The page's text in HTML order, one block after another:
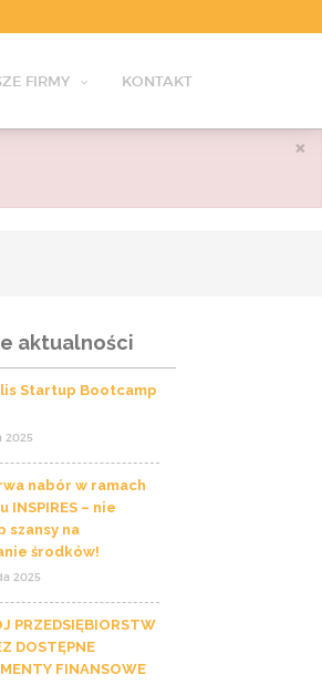
FIRMY KONTAKT
×
aktualności
Startup Bootcamp
2025
nabór w ramach
INSPIRES – nie
szansy na
środków!
2025
PRZEDSIĘBIORSTW
DOSTĘPNE
FINANSOWE